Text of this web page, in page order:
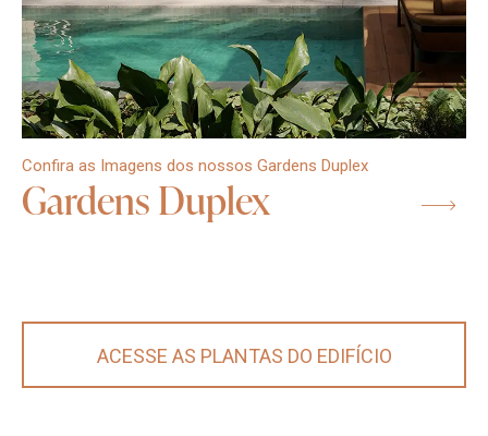
Confira as Imagens dos nossos Gardens Duplex
Gardens Duplex
ACESSE AS PLANTAS DO EDIFÍCIO
Whatsapp